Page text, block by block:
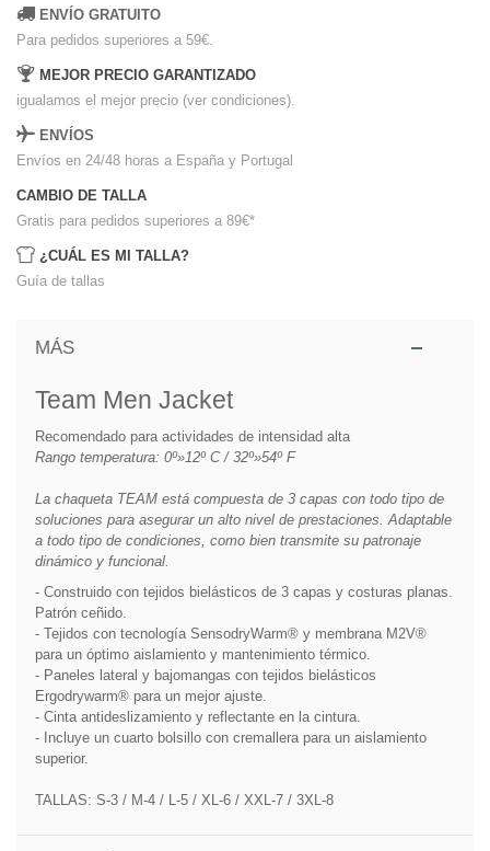
ENVÍO GRATUITO
Para pedidos superiores a 59€.
MEJOR PRECIO GARANTIZADO
igualamos el mejor precio (ver condiciones).
ENVÍOS
Envíos en 24/48 horas a España y Portugal
CAMBIO DE TALLA
Gratis para pedidos superiores a 89€*
¿CUÁL ES MI TALLA?
Guía de tallas
MÁS
Team Men Jacket
Recomendado para actividades de intensidad alta
Rango temperatura: 0º»12º C / 32º»54º F
La chaqueta TEAM está compuesta de 3 capas con todo tipo de
soluciones para asegurar un alto nivel de prestaciones. Adaptable
a todo tipo de condiciones, como bien transmite su patronaje
dinámico y funcional.
- Construido con tejidos bielásticos de 3 capas y costuras planas.
Patrón ceñido.
- Tejidos con tecnología SensodryWarm® y membrana M2V®
para un óptimo aislamiento y mantenimiento térmico.
- Paneles lateral y bajomangas con tejidos bielásticos
Ergodrywarm® para un mejor ajuste.
- Cinta antideslizamiento y reflectante en la cintura.
- Incluye un cuarto bolsillo con cremallera para un aislamiento
superior.
TALLAS: S-3 / M-4 / L-5 / XL-6 / XXL-7 / 3XL-8